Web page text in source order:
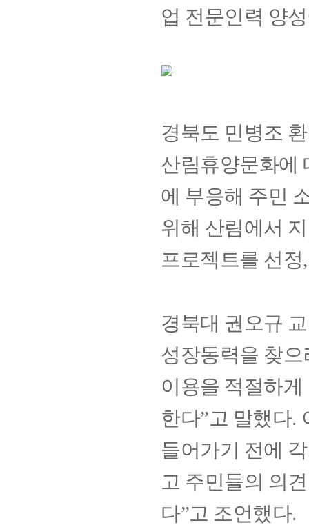
업 전문인력 양
경북도 민병조
산림휴양문화에
에 부응해 주민
위해 산림에서
프로젝트를 선
경북대 권오규
성장동력을 찾
이용을 적절하
한다”고 말했다.
들어가기 전에
고 주민들의 의
다”고 조언했다.